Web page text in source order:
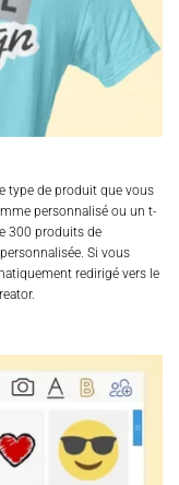
type de produit que vous
personnalisé ou un t-
300 produits de
Si vous
redirigé vers le